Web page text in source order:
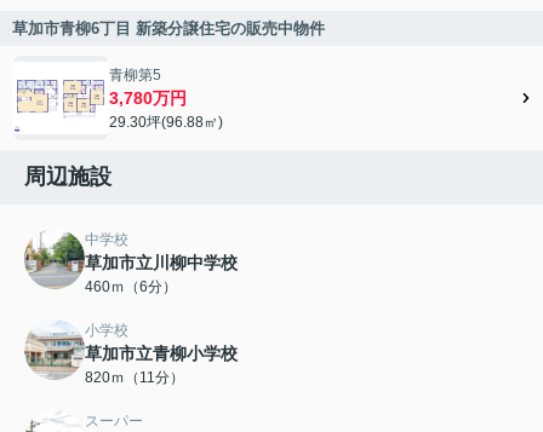
草加市青柳6丁目 新築分譲住宅の販売中物件
青柳第5
3,780万円
29.30坪(96.88㎡)
周辺施設
中学校
草加市立川柳中学校
460ｍ（6分）
小学校
草加市立青柳小学校
820ｍ（11分）
スーパー